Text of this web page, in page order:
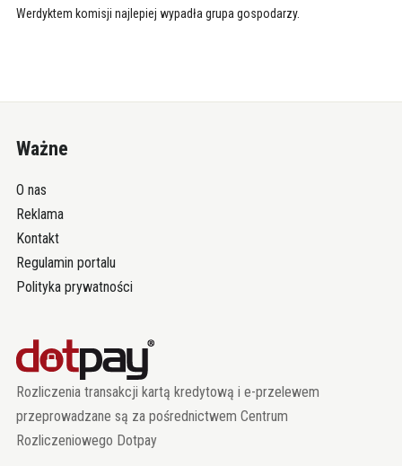
Werdyktem komisji najlepiej wypadła grupa gospodarzy.
Ważne
O nas
Reklama
Kontakt
Regulamin portalu
Polityka prywatności
Rozliczenia transakcji kartą kredytową i e-przelewem
przeprowadzane są za pośrednictwem Centrum
Rozliczeniowego Dotpay